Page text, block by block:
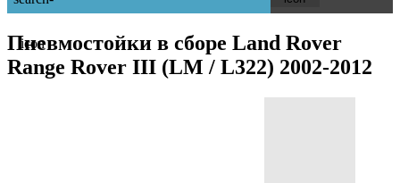
Пневмостойки в сборе Land Rover
Range Rover III (LM / L322) 2002-2012